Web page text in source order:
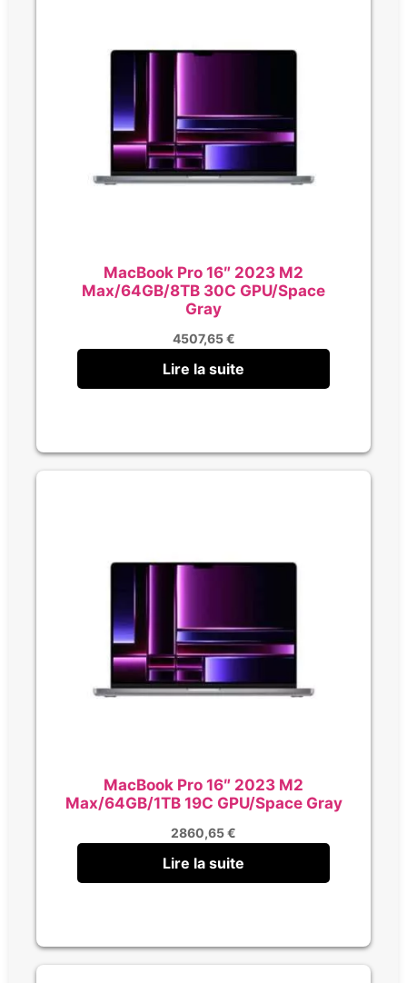
MacBook Pro 16″ 2023 M2
Max/64GB/8TB 30C GPU/Space
Gray
4507,65€
Lire la suite
MacBook Pro 16″ 2023 M2
Max/64GB/1TB 19C GPU/Space Gray
2860,65€
Lire la suite